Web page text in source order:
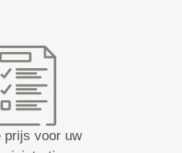
prijs voor uw